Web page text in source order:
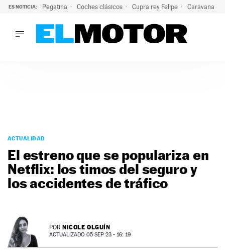
ES NOTICIA: Pegatina Coches clásicos Cupra rey Felipe Caravana
PODCAST
MOTOS
TECNOLOGÍA
SUPERCOCHES
SERVICIOS
NEWSLETTER
ACTUALIDAD
El estreno que se populariza en
Netflix: los timos del seguro y
los accidentes de tráfico
POR NICOLE OLGUÍN
ACTUALIZADO 05 SEP 23 - 16: 19